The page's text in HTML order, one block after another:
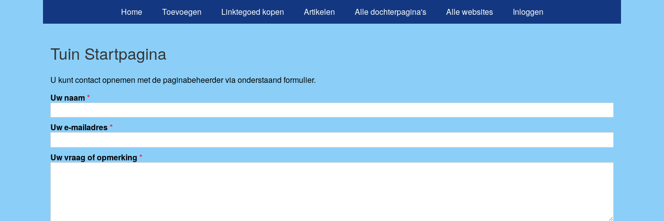
Home Toevoegen Linktegoed kopen Artikelen Alle dochterpagina's Alle websites Inloggen
Tuin Startpagina
U kunt contact opnemen met de paginabeheerder via onderstaand formulier.
Uw naam*
Uw e-mailadres*
Uw vraag of opmerking *